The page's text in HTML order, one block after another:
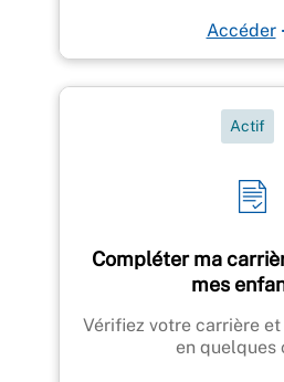
Accéder
Compléter ma
mes
Actif
Vérifiez votre carrière
en quelques